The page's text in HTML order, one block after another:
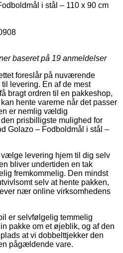
i stål – 110 x 90 cm
baseret på 19 anmeldelser
foreslår på nuværende
levering. En af de mest
bragt ordren til en pakkeshop,
hente varerne når det passer
er nemlig vældig
prisbilligste mulighed for
Golazo – Fodboldmål i stål –
levering hjem til dig selv
bliver undertiden en tak
fremkommelig. Den mindst
selv at hente pakken,
nær online virksomhedens
er selvfølgelig temmelig
pakke om et øjeblik, og af den
at vi dobbelttjekker den
pågældende vare.